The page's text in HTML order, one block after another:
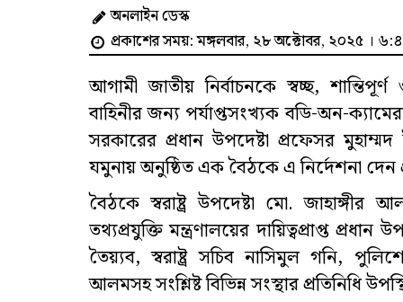
অনলাইন ডেস্ক
প্রকাশের সময়: মঙ্গলবার, ২৮ অক্টোবর, ২০২৫ ।
আগামী জাতীয় নির্বাচনকে স্বচ্ছ,
বাহিনীর জন্য পর্যাপ্তসংখ্যক বডি-অন-
সরকারের প্রধান উপদেষ্টা প্রফেসর
যমুনায় অনুষ্ঠিত এক বৈঠকে এ নির্দেশনা দেন
বৈঠকে স্বরাষ্ট্র উপদেষ্টা মো.
তথ্যপ্রযুক্তি মন্ত্রণালয়ের দায়িত্বপ্রাপ্ত
তৈয়্যব, স্বরাষ্ট্র সচিব নাসিমুল গনি,
আলমসহ সংশ্লিষ্ট বিভিন্ন সংস্থার প্রতিনিধি